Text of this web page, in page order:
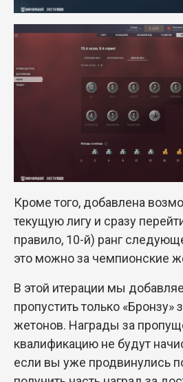
Кроме того, добавлена
текущую лигу и сразу
правило, 10-й) ранг
это можно за чемпионские
В этой итерации мы
пропустить только «Бронзу»
жетонов. Награды за
квалификацию не будут
если вы уже продвинулись